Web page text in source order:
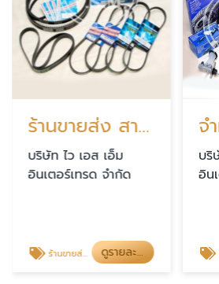
ร้านขายส่ง สายพานรถยนต์
บริษัท ไว เอส เอ็ม
อินเตอร์เทรด จำกัด
ร้านขายส่ง สายพานรถยนต์ ดูรายละเอียด
บริ
อิน
จ